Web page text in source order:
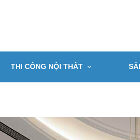
THI CÔNG NỘI THẤT